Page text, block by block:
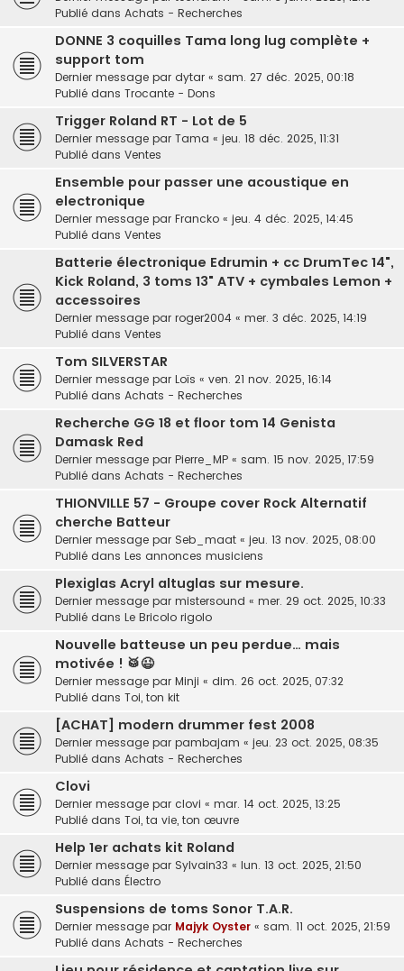
Publié dans Achats - Recherches
DONNE 3 coquilles Tama long lug complète +
support tom
Dernier message par dytar « sam. 27 déc. 2025, 00:18
Publié dans Trocante - Dons
Trigger Roland RT - Lot de 5
Dernier message par Tama « jeu. 18 déc. 2025, 11:31
Publié dans Ventes
Ensemble pour passer une acoustique en
electronique
Dernier message par Francko « jeu. 4 déc. 2025, 14:45
Publié dans Ventes
Batterie électronique Edrumin + cc DrumTec 14",
Kick Roland, 3 toms 13" ATV + cymbales Lemon +
accessoires
Dernier message par roger2004 « mer. 3 déc. 2025, 14:19
Publié dans Ventes
Tom SILVERSTAR
Dernier message par Loïs « ven. 21 nov. 2025, 16:14
Publié dans Achats - Recherches
Recherche GG 18 et floor tom 14 Genista
Damask Red
Dernier message par Pierre_MP « sam. 15 nov. 2025, 17:59
Publié dans Achats - Recherches
THIONVILLE 57 - Groupe cover Rock Alternatif
cherche Batteur
Dernier message par Seb_maat « jeu. 13 nov. 2025, 08:00
Publié dans Les annonces musiciens
Plexiglas Acryl altuglas sur mesure.
Dernier message par mistersound « mer. 29 oct. 2025, 10:33
Publié dans Le Bricolo rigolo
Nouvelle batteuse un peu perdue… mais
motivée ! 🥁😉
Dernier message par Minji « dim. 26 oct. 2025, 07:32
Publié dans Toi, ton kit
[ACHAT] modern drummer fest 2008
Dernier message par pambajam « jeu. 23 oct. 2025, 08:35
Publié dans Achats - Recherches
Clovi
Dernier message par clovi « mar. 14 oct. 2025, 13:25
Publié dans Toi, ta vie, ton œuvre
Help 1er achats kit Roland
Dernier message par Sylvain33 « lun. 13 oct. 2025, 21:50
Publié dans Électro
Suspensions de toms Sonor T.A.R.
Dernier message par Majyk Oyster « sam. 11 oct. 2025, 21:59
Publié dans Achats - Recherches